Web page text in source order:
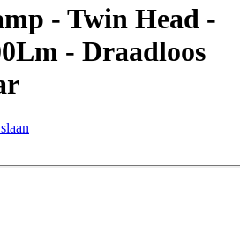
- Twin Head -
- Draadloos